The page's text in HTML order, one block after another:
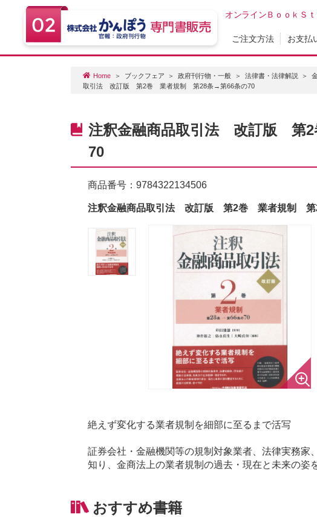
オンラインＢｏｏｋＳｔ
ご注文方法 お支払
Home ブックフェア 政府刊行物・一般 法律書・法律解説
取引法 改訂版 第2巻 業者規制 第28条→第66条の70
注釈金融商品取引法 改訂版 第
70
商品番号： 9784322134506
注釈金融商品取引法 改訂版 第2巻 業者規制 第
絶えず変化する業者規制を細部に至るまで活写
証券会社・金融機関等の規制対象業者、法律実務
知り、金商法上の業者規制の過去・現在と未来の姿
おすすめ書籍